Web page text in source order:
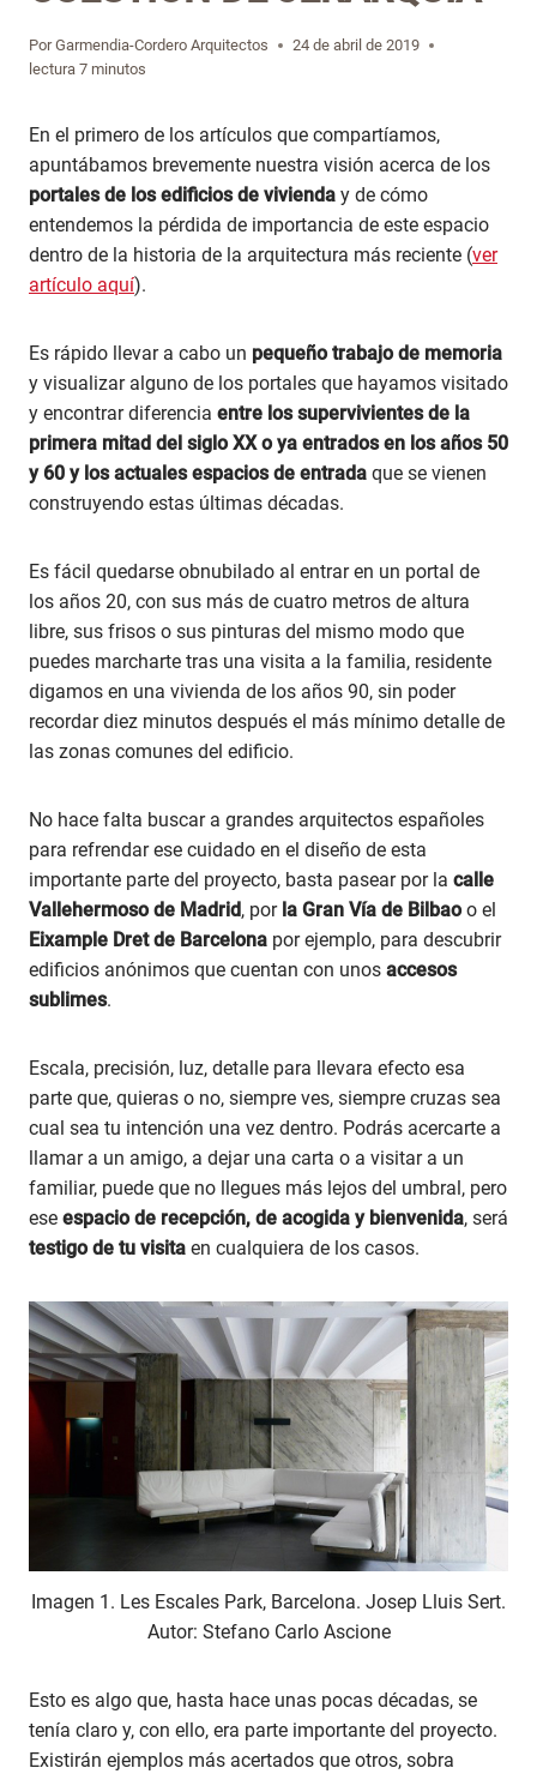
Por Garmendia-Cordero Arquitectos
24 de abril de 2019
lectura 7 minutos
En el primero de los artículos que compartíamos,
apuntábamos brevemente nuestra visión acerca de los
portales de los edificios de vivienda y de cómo
entendemos la pérdida de importancia de este espacio
dentro de la historia de la arquitectura más reciente (ver
artículo aquí).
Es rápido llevar a cabo un pequeño trabajo de memoria
y visualizar alguno de los portales que hayamos visitado
y encontrar diferencia entre los supervivientes de la
primera mitad del siglo XX o ya entrados en los años 50
y 60 y los actuales espacios de entrada que se vienen
construyendo estas últimas décadas.
Es fácil quedarse obnubilado al entrar en un portal de
los años 20, con sus más de cuatro metros de altura
libre, sus frisos o sus pinturas del mismo modo que
puedes marcharte tras una visita a la familia, residente
digamos en una vivienda de los años 90, sin poder
recordar diez minutos después el más mínimo detalle de
las zonas comunes del edificio.
No hace falta buscar a grandes arquitectos españoles
para refrendar ese cuidado en el diseño de esta
importante parte del proyecto, basta pasear por la calle
Vallehermoso de Madrid, por la Gran Vía de Bilbaoo el
Eixample Dret de Barcelona por ejemplo, para descubrir
edificios anónimos que cuentan con unos accesos
sublimes.
Escala, precisión, luz, detalle para llevara efecto esa
parte que, quieras o no, siempre ves, siempre cruzas sea
cual sea tu intención una vez dentro. Podrás acercarte a
llamar a un amigo, a dejar una carta o a visitar a un
familiar, puede que no llegues más lejos del umbral, pero
ese espacio de recepción, de acogida y bienvenida, será
testigo de tu visita en cualquiera de los casos.
Imagen 1. Les Escales Park, Barcelona. Josep Lluis Sert.
Autor: Stefano Carlo Ascione
Esto es algo que, hasta hace unas pocas décadas, se
tenía claro y, con ello, era parte importante del proyecto.
Existirán ejemplos más acertados que otros, sobra